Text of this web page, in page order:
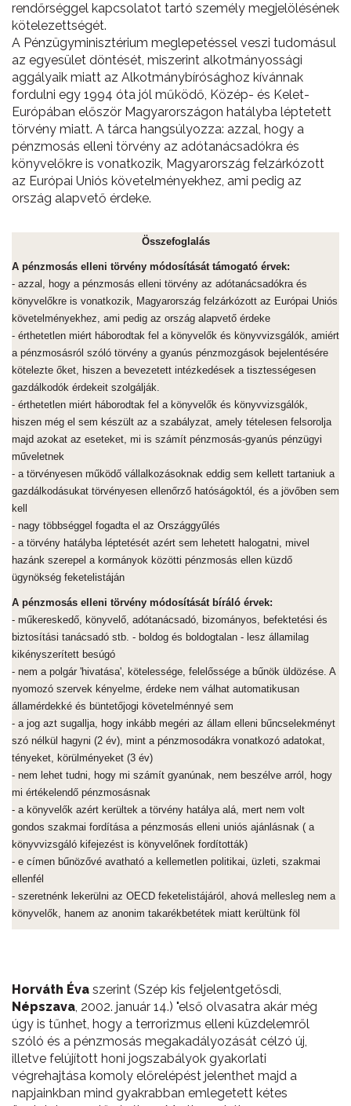
rendőrséggel kapcsolatot tartó személy megjelölésének
kötelezettségét.
A Pénzügyminisztérium meglepetéssel veszi tudomásul
az egyesület döntését, miszerint alkotmányossági
aggályaik miatt az Alkotmánybírósághoz kívánnak
fordulni egy 1994 óta jól működő, Közép- és Kelet-
Európában először Magyarországon hatályba léptetett
törvény miatt. A tárca hangsúlyozza: azzal, hogy a
pénzmosás elleni törvény az adótanácsadókra és
könyvelőkre is vonatkozik, Magyarország felzárkózott
az Európai Uniós követelményekhez, ami pedig az
ország alapvető érdeke.
Összefoglalás
A pénzmosás elleni törvény módosítását támogató érvek:
- azzal, hogy a pénzmosás elleni törvény az adótanácsadókra és
könyvelőkre is vonatkozik, Magyarország felzárkózott az Európai Uniós
követelményekhez, ami pedig az ország alapvető érdeke
- érthetetlen miért háborodtak fel a könyvelők és könyvvizsgálók, amiért
a pénzmosásról szóló törvény a gyanús pénzmozgások bejelentésére
kötelezte őket, hiszen a bevezetett intézkedések a tisztességesen
gazdálkodók érdekeit szolgálják.
- érthetetlen miért háborodtak fel a könyvelők és könyvvizsgálók,
hiszen még el sem készült az a szabályzat, amely tételesen felsorolja
majd azokat az eseteket, mi is számít pénzmosás-gyanús pénzügyi
műveletnek
- a törvényesen működő vállalkozásoknak eddig sem kellett tartaniuk a
gazdálkodásukat törvényesen ellenőrző hatóságoktól, és a jövőben sem
kell
- nagy többséggel fogadta el az Országgyűlés
- a törvény hatályba léptetését azért sem lehetett halogatni, mivel
hazánk szerepel a kormányok közötti pénzmosás ellen küzdő
ügynökség feketelistáján
A pénzmosás elleni törvény módosítását bíráló érvek:
- műkereskedő, könyvelő, adótanácsadó, bizományos, befektetési és
biztosítási tanácsadó stb. - boldog és boldogtalan - lesz államilag
kikényszerített besúgó
- nem a polgár 'hivatása', kötelessége, felelőssége a bűnök üldözése. A
nyomozó szervek kényelme, érdeke nem válhat automatikusan
államérdekké és büntetőjogi követelménnyé sem
- a jog azt sugallja, hogy inkább megéri az állam elleni bűncselekményt
szó nélkül hagyni (2 év), mint a pénzmosodákra vonatkozó adatokat,
tényeket, körülményeket (3 év)
- nem lehet tudni, hogy mi számít gyanúnak, nem beszélve arról, hogy
mi értékelendő pénzmosásnak
- a könyvelők azért kerültek a törvény hatálya alá, mert nem volt
gondos szakmai fordítása a pénzmosás elleni uniós ajánlásnak ( a
könyvvizsgáló kifejezést is könyvelőnek fordították)
- e címen bűnözővé avatható a kellemetlen politikai, üzleti, szakmai
ellenfél
- szeretnénk lekerülni az OECD feketelistájáról, ahová mellesleg nem a
könyvelők, hanem az anonim takarékbetétek miatt kerültünk föl
Horváth Éva szerint (Szép kis feljelentgetősdi,
Népszava, 2002. január 14.) "első olvasatra akár még
úgy is tűnhet, hogy a terrorizmus elleni küzdelemről
szóló és a pénzmosás megakadályozását célzó új,
illetve felújított honi jogszabályok gyakorlati
végrehajtása komoly előrelépést jelenthet majd a
napjainkban mind gyakrabban emlegetett kétes